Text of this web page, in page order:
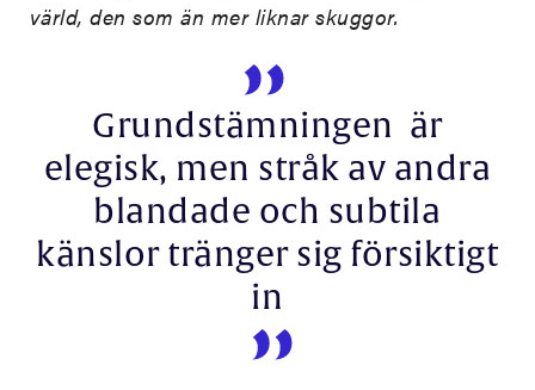
värld, den som än mer liknar skuggor.
Grundstämningen är
elegisk, men stråk av andra
blandade och subtila
känslor tränger sig försiktigt
in